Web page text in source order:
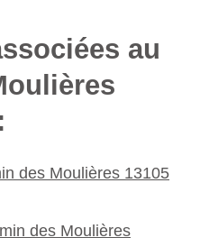
au
des Moulières 13105
des Moulières